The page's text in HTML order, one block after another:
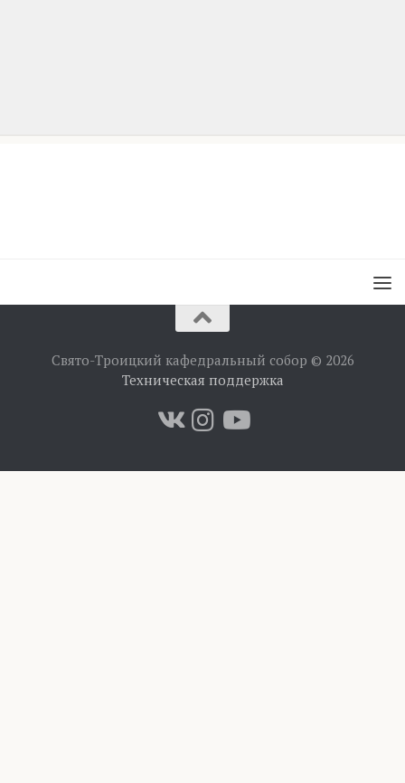
Свято-Троицкий кафедральный собор © 2026
Техническая поддержка